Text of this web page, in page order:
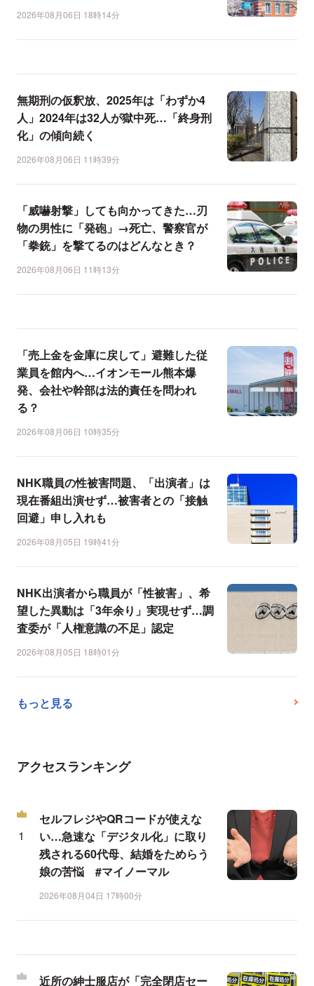
2026年08月06日 18時14分
無期刑の仮釈放、2025年は「わずか4
人」2024年は32人が獄中死…「終身刑
化」の傾向続く
2026年08月06日 11時39分
「威嚇射撃」しても向かってきた…刃
物の男性に「発砲」→死亡、警察官が
「拳銃」を撃てるのはどんなとき？
2026年08月06日 11時13分
「売上金を金庫に戻して」避難した従
業員を館内へ…イオンモール熊本爆
発、会社や幹部は法的責任を問われ
る？
2026年08月06日 10時35分
NHK職員の性被害問題、「出演者」は
現在番組出演せず…被害者との「接触
回避」申し入れも
2026年08月05日 19時41分
NHK出演者から職員が「性被害」、希
望した異動は「3年余り」実現せず…調
査委が「人権意識の不足」認定
2026年08月05日 18時01分
もっと見る
アクセスランキング
セルフレジやQRコードが使えな
い…急速な「デジタル化」に取り
残される60代母、結婚をためらう
娘の苦悩 #マイノーマル
2026年08月04日 17時00分
近所の紳士服店が「完全閉店セー